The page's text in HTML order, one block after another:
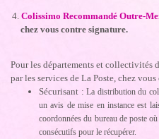
4. Colissimo Recommandé Outre-
chez vous contre signature.
Pour les départements et collectivités
par les services de La Poste, chez
Sécurisant : La distribution du
un avis de mise en instance est
coordonnées du bureau de poste
consécutifs pour le récupérer.